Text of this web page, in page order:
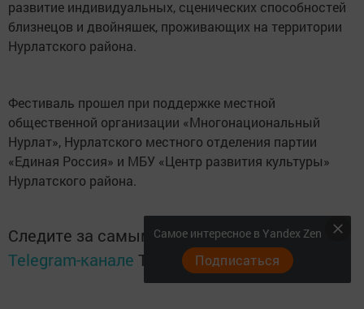
развитие индивидуальных, сценических способностей
близнецов и двойняшек, проживающих на территории
Нурлатского района.
Фестиваль прошел при поддержке местной
общественной организации «Многонациональный
Нурлат», Нурлатского местного отделения партии
«Единая Россия» и МБУ «Центр развития культуры»
Нурлатского района.
Следите за самым важным и интересным в
Telegram-канале Татмедиа
Самое интересное в Yandex Zen
Подписаться